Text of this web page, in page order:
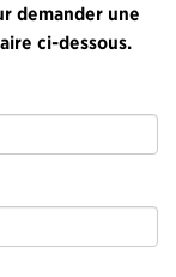
demander une
ci-dessous.